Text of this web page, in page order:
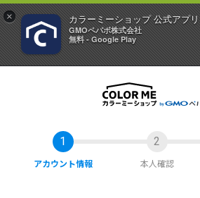
× カラーミーショップ 公式アプリ
GMOペパボ株式会社
無料 - Google Play
アカウント情報 本人確認